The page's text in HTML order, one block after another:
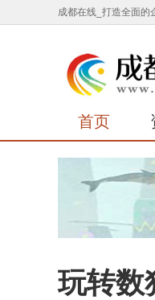
成都在线_打造全面的
首页
玩转数